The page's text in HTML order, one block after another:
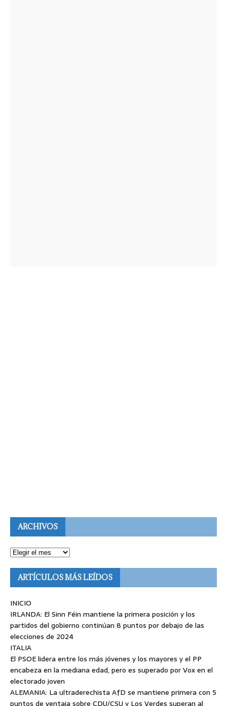
ARCHIVOS
ARTÍCULOS MÁS LEÍDOS
INICIO
IRLANDA: El Sinn Féin mantiene la primera posición y los
partidos del gobierno continúan 8 puntos por debajo de las
elecciones de 2024
ITALIA
El PSOE lidera entre los más jóvenes y los mayores y el PP
encabeza en la mediana edad, pero es superado por Vox en el
electorado joven
ALEMANIA: La ultraderechista AfD se mantiene primera con 5
puntos de ventaja sobre CDU/CSU y Los Verdes superan al